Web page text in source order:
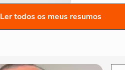
Ler todos os meus resumos